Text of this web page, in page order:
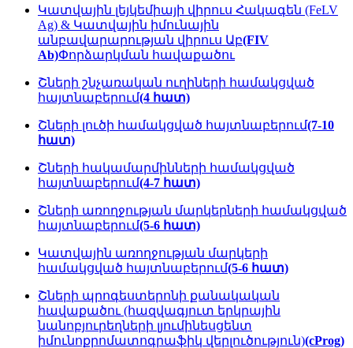
Կատվային լեյկեմիայի վիրուս Հակագեն (FeLV
Ag) & Կատվային իմունային
անբավարարության վիրուս Աբ(FIV
Ab)Փորձարկման հավաքածու
Շների շնչառական ուղիների համակցված
հայտնաբերում(4 հատ)
Շների լուծի համակցված հայտնաբերում(7-10
հատ)
Շների հակամարմինների համակցված
հայտնաբերում(4-7 հատ)
Շների առողջության մարկերների համակցված
հայտնաբերում(5-6 հատ)
Կատվային առողջության մարկերի
համակցված հայտնաբերում(5-6 հատ)
Շների պրոգեստերոնի քանակական
հավաքածու (հազվագյուտ երկրային
նանոբյուրեղների լյումինեսցենտ
իմունոքրոմատոգրաֆիկ վերլուծություն)(cProg)